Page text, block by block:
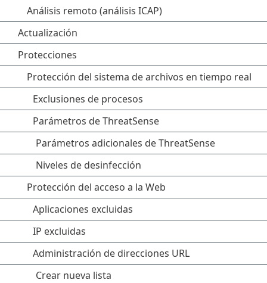
Análisis remoto (análisis ICAP)
Actualización
Protecciones
Protección del sistema de archivos en tiempo real
Exclusiones de procesos
Parámetros de ThreatSense
Parámetros adicionales de ThreatSense
Niveles de desinfección
Protección del acceso a la Web
Aplicaciones excluidas
IP excluidas
Administración de direcciones URL
Crear nueva lista